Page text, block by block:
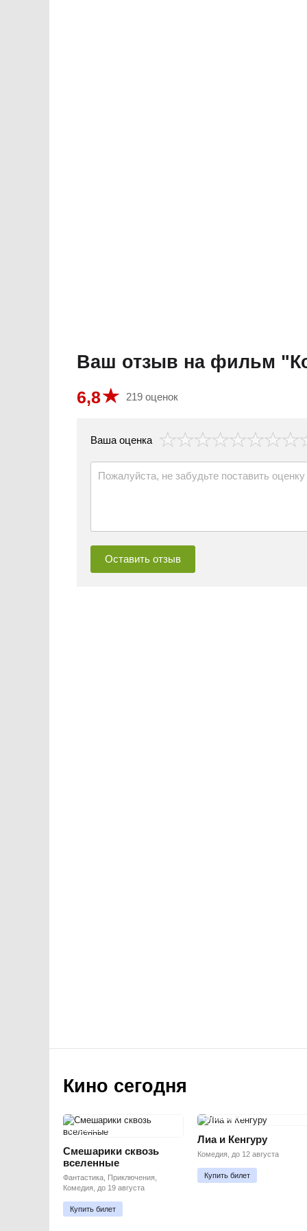
Ваш отзыв на фильм
6,8 219 оценок
Ваша оценка
Кино сегодня
ПРЕМЬЕРА
Смешарики сквозь
вселенные
Фантастика, Приключения,
Комедия, до 19 августа
Купить билет
ПРЕМЬЕРА
Лиа и Кенгуру
Комедия, до 12 августа
Купить билет